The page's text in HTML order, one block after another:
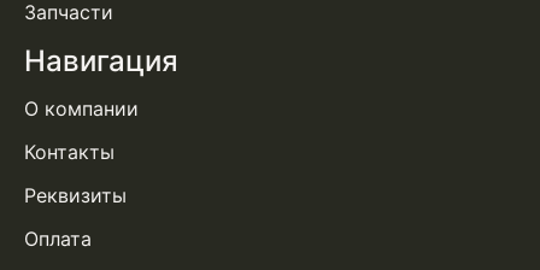
Запчасти
Навигация
О компании
Контакты
Реквизиты
Оплата